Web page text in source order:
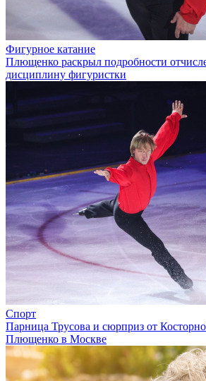
Фигурное катание
Плющенко раскрыл подробности
дисциплину фигуристки
Спорт
Парница Трусова и сюрприз от
Плющенко в Москве